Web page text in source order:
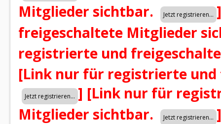
Mitglieder sichtbar.
]
freigeschaltete Mitglieder
registrierte und
[Link nur für registrierte
] [Link nur für
Mitglieder sichtbar.
]